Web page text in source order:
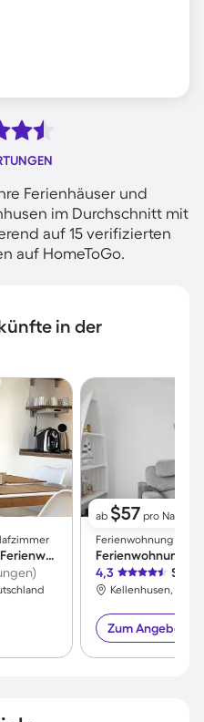
Ferienhäuser und
im Durchschnitt mit
auf 15 verifizierten
auf HomeToGo.
in der
Familienfreundliche schöne Ferienwohnung
ab $57 pro Nacht
Ferienwohnung ∙ 2
4,3 Sehr
Kellenhusen,
Zum Angebot